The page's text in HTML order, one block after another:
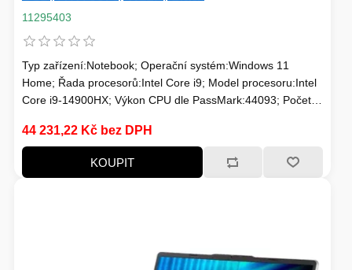
11295403
Typ zařízení:Notebook; Operační systém:Windows 11
Home; Řada procesorů:Intel Core i9; Model procesoru:Intel
Core i9-14900HX; Výkon CPU dle PassMark:44093; Počet
Frekvence procesoru (GHz):2.2; TDP:55; Model grafické
karty:NVIDIA RTX 5070; Velikost paměti RAM (GB):16; Typ
44 231,22 Kč bez DPH
KOUPIT